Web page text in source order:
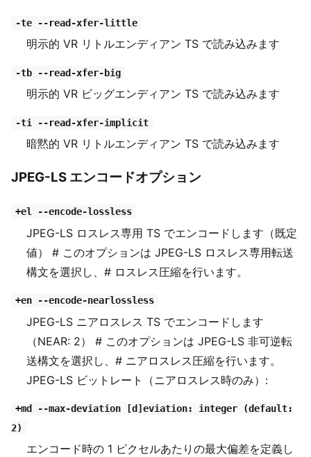
-te --read-xfer-little
明示的 VR リトルエンディアン TS で読み込みます
-tb --read-xfer-big
明示的 VR ビッグエンディアン TS で読み込みます
-ti --read-xfer-implicit
暗黙的 VR リトルエンディアン TS で読み込みます
JPEG-LS エンコードオプション
+el --encode-lossless
JPEG-LS ロスレス専用 TS でエンコードします（既定
値） # このオプションは JPEG-LS ロスレス専用転送
構文を選択し、# ロスレス圧縮を行います。
+en --encode-nearlossless
JPEG-LS ニアロスレス TS でエンコードします
（NEAR: 2） # このオプションは JPEG-LS 非可逆転
送構文を選択し、# ニアロスレス圧縮を行います。
JPEG-LS ビットレート（ニアロスレス時のみ）:
+md --max-deviation [d]eviation: integer (default:
2)
エンコード時の 1 ピクセルあたりの最大偏差を定義し